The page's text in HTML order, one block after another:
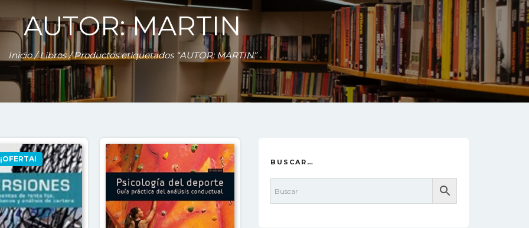
AUTOR: MARTIN
Inicio/Libros/ Productos etiquetados “AUTOR: MARTIN”
¡OFERTA! BUSCAR…